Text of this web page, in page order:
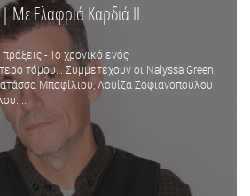
Ελαφριά Καρδιά ΙΙ
- Το χρονικό ενός
τόμου… Συμμετέχουν οι Nalyssa Green,
Μποφίλιου, Λουίζα Σοφιανοπούλου